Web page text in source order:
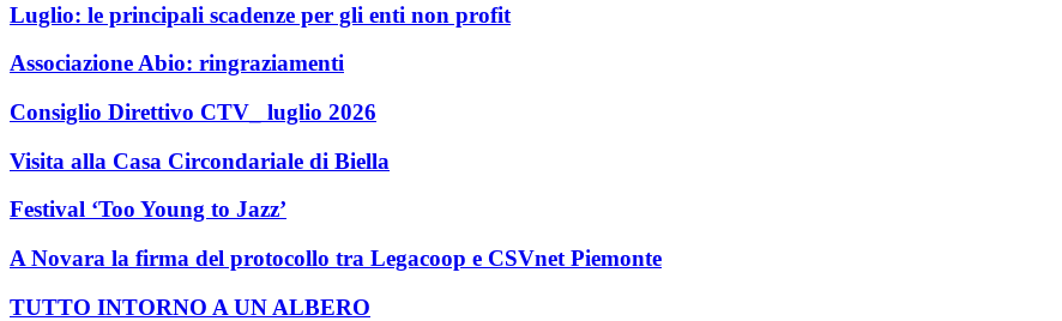
Luglio: le principali scadenze per gli enti non profit
Associazione Abio: ringraziamenti
Consiglio Direttivo CTV_ luglio 2026
Visita alla Casa Circondariale di Biella
Festival ‘Too Young to Jazz’
A Novara la firma del protocollo tra Legacoop e CSVnet Piemonte
TUTTO INTORNO A UN ALBERO